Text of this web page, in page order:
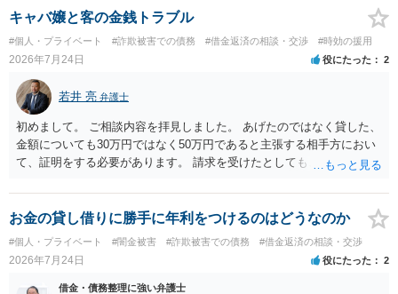
キャバ嬢と客の金銭トラブル
#個人・プライベート #詐欺被害での債務 #借金返済の相談・交渉 #時効の援用
2026年7月24日 役にたった 2
若井 亮 弁護士
初めまして。 ご相談内容を拝見しました。 あげたのではなく貸した、
金額についても30万円ではなく50万円であると主張する相手方におい
て、証明をする必要があります。 請求を受けたとしても、もらったも
れることになるでしょう。 請求があるまでは、こちらからアクション
を起こす必要はないかと思います。
お金の貸し借りに勝手に年利をつけるのはどうなのか
#個人・プライベート #闇金被害 #詐欺被害での債務 #借金返済の相談・交渉
2026年7月24日 役にたった 2
借金・債務整理に強い弁護士